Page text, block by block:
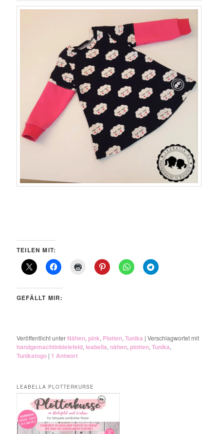
TEILEN MIT:
GEFÄLLT MIR:
Veröffentlicht unter Nähen,pink, Plotten,Tunika |Verschlagwortet mit
handgemachtinbielefeld, leabella, nähen,plotten,Tunika,
Tunikatogo | 1 Antwort
LEABELLA PLOTTERKURSE